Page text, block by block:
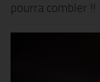
pourra combler !!